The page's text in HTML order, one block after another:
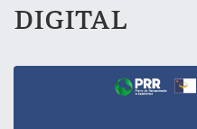
digital